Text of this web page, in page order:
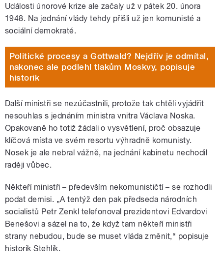
Události únorové krize ale začaly už v pátek 20. února
1948. Na jednání vlády tehdy přišli už jen komunisté a
sociální demokraté.
Politické procesy a Gottwald? Nejdřív je odmítal,
nakonec ale podlehl tlakům Moskvy, popisuje
historik
Další ministři se nezúčastnili, protože tak chtěli vyjádřit
nesouhlas s jednáním ministra vnitra Václava Noska.
Opakovaně ho totiž žádali o vysvětlení, proč obsazuje
klíčová místa ve svém resortu výhradně komunisty.
Nosek je ale nebral vážně, na jednání kabinetu nechodil
raději vůbec.
Někteří ministři – především nekomunističtí – se rozhodli
podat demisi. „A tentýž den pak předseda národních
socialistů Petr Zenkl telefonoval prezidentovi Edvardovi
Benešovi a sázel na to, že když tam někteří ministři
strany nebudou, bude se muset vláda změnit,“ popisuje
historik Stehlík.